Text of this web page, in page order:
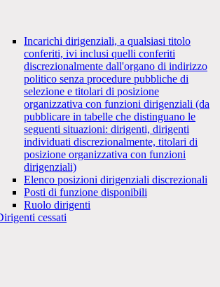
Incarichi dirigenziali, a qualsiasi titolo
conferiti, ivi inclusi quelli conferiti
discrezionalmente dall'organo di indirizzo
politico senza procedure pubbliche di
selezione e titolari di posizione
organizzativa con funzioni dirigenziali (da
pubblicare in tabelle che distinguano le
seguenti situazioni: dirigenti, dirigenti
individuati discrezionalmente, titolari di
posizione organizzativa con funzioni
dirigenziali)
Elenco posizioni dirigenziali discrezionali
Posti di funzione disponibili
Ruolo dirigenti
cessati